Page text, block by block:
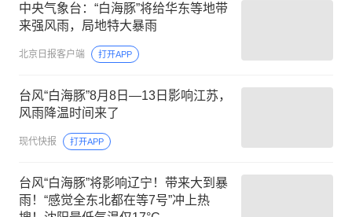
中央气象台：“白海豚”将给华东等地带
来强风雨，局地特大暴雨
北京日报客户端 打开APP
台风“白海豚”8月8日—13日影响江苏，
风雨降温时间来了
现代快报 打开APP
台风“白海豚”将影响辽宁！带来大到暴
雨！“感觉全东北都在等7号”冲上热